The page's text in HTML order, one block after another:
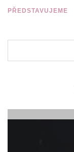
PŘEDSTAVUJEME